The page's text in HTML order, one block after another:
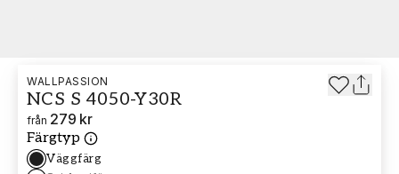
WALLPASSION
NCS S 4050-Y30R
från 279 kr
Färgtyp
Väggfärg